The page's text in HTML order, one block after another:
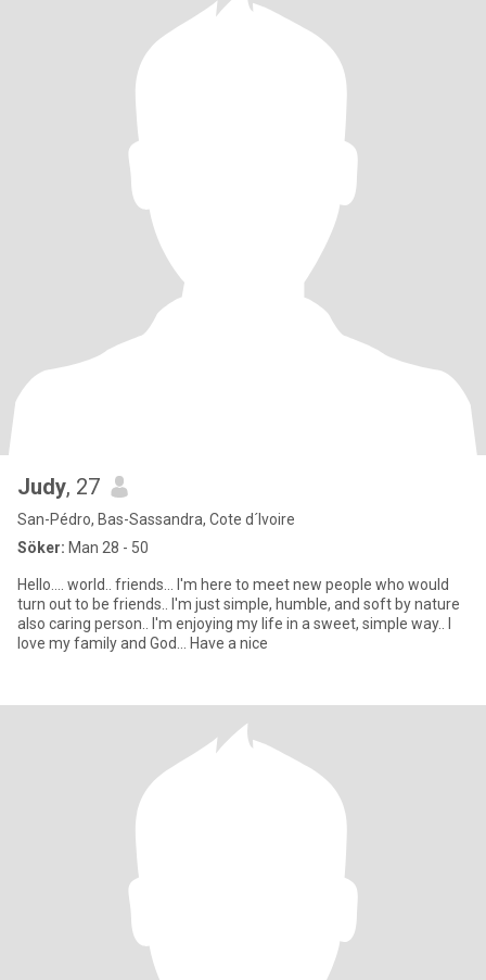
Judy, 27
San-Pédro, Bas-Sassandra, Cote d´Ivoire
Söker: Man 28 - 50
Hello.... world.. friends... I'm here to meet new people who would
turn out to be friends.. I'm just simple, humble, and soft by nature
also caring person.. I'm enjoying my life in a sweet, simple way.. I
love my family and God... Have a nice